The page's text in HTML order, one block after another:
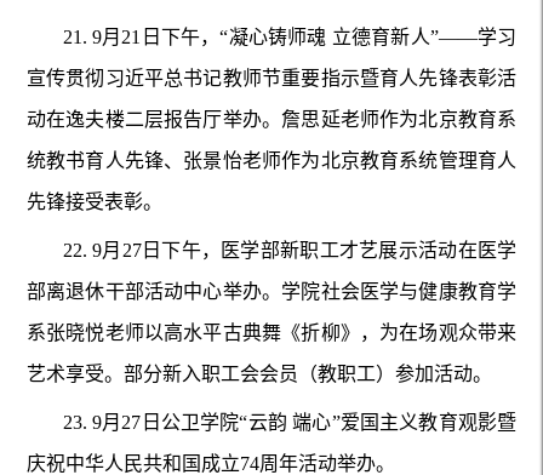
21.9月21日下午，“凝心铸师魂 立德育新人”——学习
宣传贯彻习近平总书记教师节重要指示暨育人先锋表彰活
动在逸夫楼二层报告厅举办。詹思延老师作为北京教育系
统教书育人先锋、张景怡老师作为北京教育系统管理育人
先锋接受表彰。
22.9月27日下午，医学部新职工才艺展示活动在医学
部离退休干部活动中心举办。学院社会医学与健康教育学
系张晓悦老师以高水平古典舞《折柳》，为在场观众带来
艺术享受。部分新入职工会会员（教职工）参加活动。
23.9月27日公卫学院“云韵 端心”爱国主义教育观影暨
庆祝中华人民共和国成立74周年活动举办。